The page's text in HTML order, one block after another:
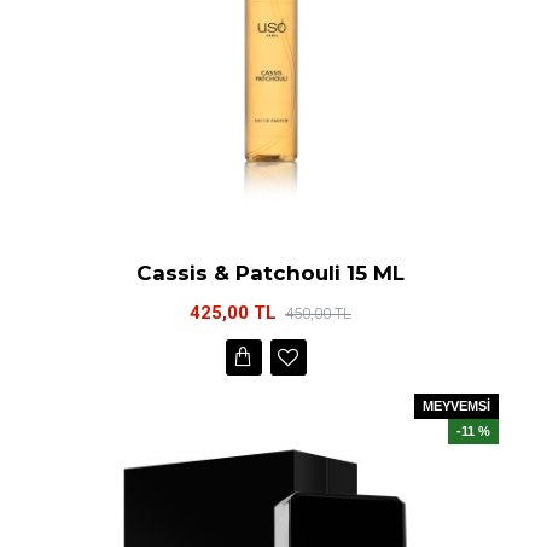
Cassis & Patchouli 15 ML
425,00 TL 450,00 TL
MEYVEMSİ
-11 %